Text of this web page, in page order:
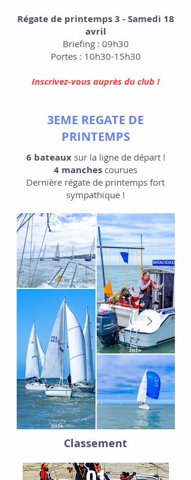
Régate de printemps 3 - Samedi 18
avril
Briefing : 09h30
Portes : 10h30-15h30
Inscrivez-vous auprès du club !
3EME REGATE DE
PRINTEMPS
6 bateauxsur la ligne de départ !
4 manches courues
Dernière régate de printemps fort
sympathique !
Classement